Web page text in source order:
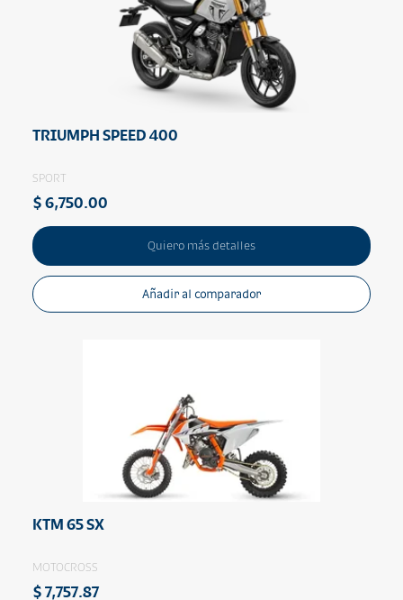
TRIUMPH SPEED 400
SPORT
$ 6,750.00
Quiero más detalles
Añadir al comparador
KTM 65 SX
MOTOCROSS
$ 7,757.87